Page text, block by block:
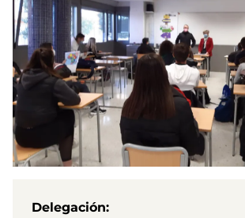
Delegación